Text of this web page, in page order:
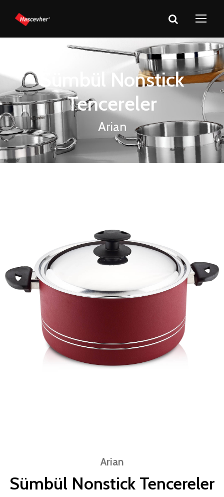
Sümbül Nonstick
Tencereler
Arian
Arian
Sümbül Nonstick Tencereler